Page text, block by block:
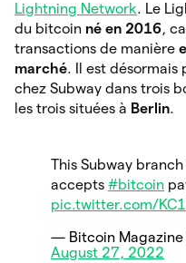
Lightning Network. Le
du bitcoin né en 2016,
transactions de manière
marché. Il est désormais
chez Subway dans trois
les trois situées à Berlin.
This Subway
accepts #bitcoin
pic.twitter.com/
— Bitcoin Magazine
August 27, 2022